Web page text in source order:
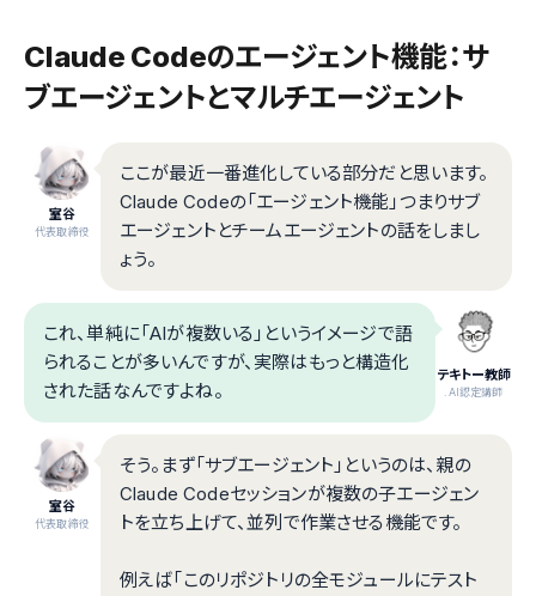
Claude Codeのエージェント機能：サ
ブエージェントとマルチエージェント
室谷
代表取締役
ここが最近一番進化している部分だと思います。
Claude Codeの「エージェント機能」つまりサブ
エージェントとチームエージェントの話をしまし
ょう。
テキトー教師
.AI認定講師
これ、単純に「AIが複数いる」というイメージで語
られることが多いんですが、実際はもっと構造化
された話なんですよね。
室谷
代表取締役
そう。まず「サブエージェント」というのは、親の
Claude Codeセッションが複数の子エージェン
トを立ち上げて、並列で作業させる機能です。
例えば「このリポジトリの全モジュールにテスト